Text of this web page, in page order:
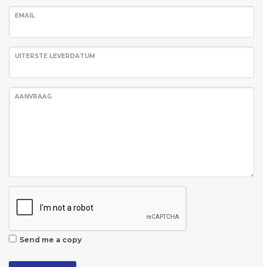
EMAIL
UITERSTE LEVERDATUM
AANVRAAG
Send me a copy